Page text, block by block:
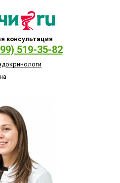
консультация
519-35-82